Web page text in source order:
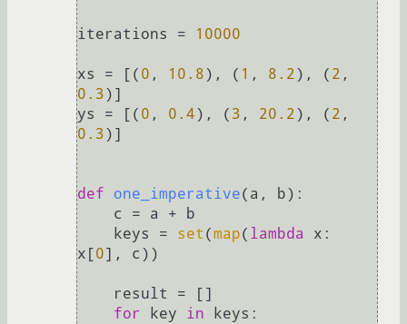
iterations = 10000
xs = [( 0 , 10.8), ( 1 , 8.2), ( 2
0.3)]
ys = [( 0 , 0.4), ( 3 , 20.2), ( 2
0.3)]
def one_imperative( a, b):
    keys =
set (map( lambda
x:
x[0], c))
for
key in keys: